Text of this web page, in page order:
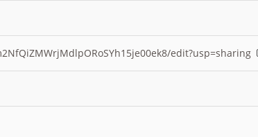
edit?usp=sharing